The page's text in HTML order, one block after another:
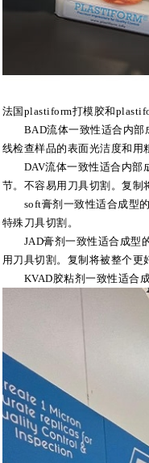
法国plastiform打模胶和
BAD流体一致性适合内部成
线检查样品的表面光洁度和用
DAV流体一致性适合内部成
节。不容易用刀具切割。复制
soft膏剂一致性适合成型的
特殊刀具切割。
JAD膏剂一致性适合成型的
用刀具切割。复制将被整个更
KVAD胶粘剂一致性适合成